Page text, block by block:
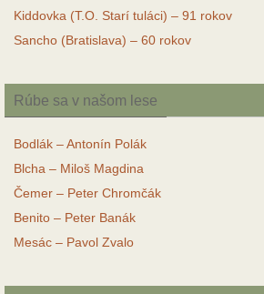
Kiddovka (T.O. Starí tuláci) – 91 rokov
Sancho (Bratislava) – 60 rokov
Rúbe sa v našom lese
Bodlák – Antonín Polák
Blcha – Miloš Magdina
Čemer – Peter Chromčák
Benito – Peter Banák
Mesác – Pavol Zvalo